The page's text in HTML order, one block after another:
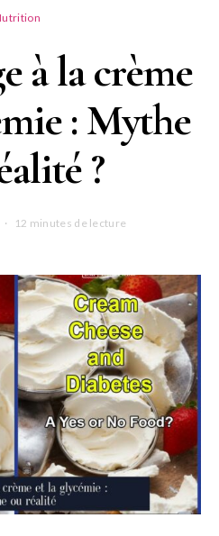
à la crème
: Mythe
?
12 minutes de lecture